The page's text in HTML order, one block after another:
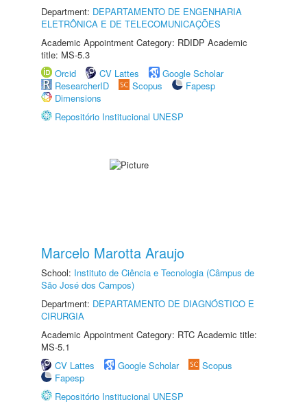
Department: DEPARTAMENTO DE ENGENHARIA
ELETRÔNICA E DE TELECOMUNICAÇÕES
Academic Appointment Category: RDIDP Academic
title: MS-5.3
Orcid
CV Lattes
Google Scholar
ResearcherID
Scopus
Fapesp
Dimensions
Repositório Institucional UNESP
Marcelo Marotta Araujo
School: Instituto de Ciência e Tecnologia (Câmpus de
São José dos Campos)
Department: DEPARTAMENTO DE DIAGNÓSTICO E
CIRURGIA
Academic Appointment Category: RTC Academic title:
MS-5.1
CV Lattes
Google Scholar
Scopus
Fapesp
Repositório Institucional UNESP